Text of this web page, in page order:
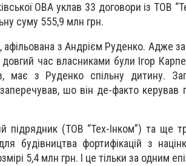
ОВА уклав 33 договори із ТОВ
суму 555,9 млн грн.
афільована з Андрієм Руденко. Адже
час власниками були Ігор
має з Руденко спільну дитину.
шо він де-факто керував
підрядник (ТОВ “Тех-Інком”) та ще
будівництва фортифікацій з
5,4 млн грн. І це тільки за одним